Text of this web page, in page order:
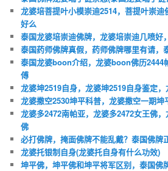
龙婆培菩提叶小模崇迪2514，菩提叶崇迪
好么
泰国龙婆培崇迪佛牌，龙婆培崇迪几喷好
泰国药师佛牌真假，药师佛牌哪里有请，
泰国龙婆boon介绍，龙婆boon佛历2444
傅
龙婆坤2519自身，龙婆坤2519自身鉴定
龙婆撒空2530坤平科普，龙婆撒空一期坤
龙婆多2472南帕亚，龙婆多2472女王佛
佛
必打佛牌，掩面佛牌不能乱戴？泰国佛牌
龙婆托银制自身(龙婆托自身有什么功效)
坤平佛，坤平佛和坤平将军区别，泰国佛